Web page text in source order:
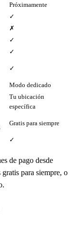
Próximamente
✓
✗
✓
✓
✓
Modo dedicado
Tu ubicación
específica
Gratis para siempre
✓
de pago desde
para siempre, o